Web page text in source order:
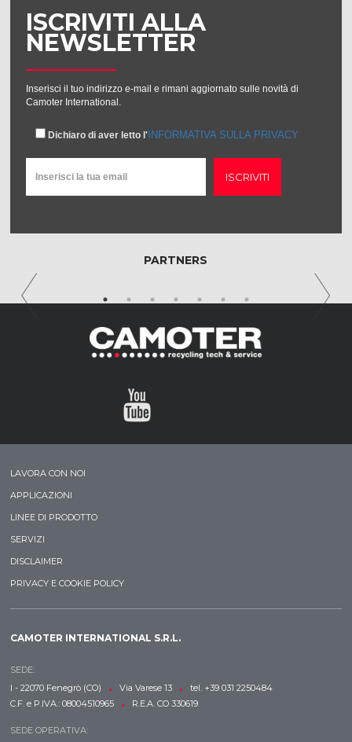
ISCRIVITI ALLA
NEWSLETTER
Inserisci il tuo indirizzo e-mail e rimani aggiornato sulle novità di
Camoter International.
Dichiaro di aver letto l' INFORMATIVA SULLA PRIVACY
ISCRIVITI
PARTNERS
LAVORA CON NOI
APPLICAZIONI
LINEE DI PRODOTTO
SERVIZI
DISCLAIMER
PRIVACY E COOKIE POLICY
CAMOTER INTERNATIONAL S.R.L.
SEDE:
I - 22070 Fenegrò (CO)
• Via Varese 13 •
tel. +39 031 2250484
C.F. e P.IVA.: 08004510965
• R.E.A. CO 330619
SEDE OPERATIVA: